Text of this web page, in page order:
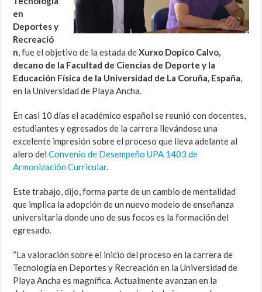
en
Deportes y
Recreació
n, fue el objetivo de la estada deXurxo Dopico Calvo,
decano de la Facultad de Ciencias de Deporte y la
Educación Física de la Universidad de La Coruña, España,
en la Universidad de Playa Ancha.
En casi 10 días el académico español se reunió con docentes,
estudiantes y egresados de la carrera llevándose una
excelente impresión sobre el proceso que lleva adelante al
alero delConvenio de Desempeño UPA 1403 de
Armonización Curricular.
Este trabajo, dijo, forma parte de un cambio de mentalidad
que implica la adopción de un nuevo modelo de enseñanza
universitaria donde uno de sus focos es la formación del
egresado.
“La valoración sobre el inicio del proceso en la carrera de
Tecnología en Deportes y Recreación en la Universidad de
Playa Ancha es magnífica. Actualmente avanzan en la